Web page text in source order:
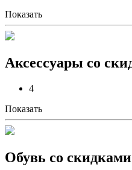
Показать
Аксессуары со
4
Показать
Обувь со